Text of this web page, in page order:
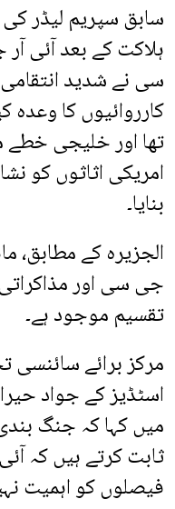
سابق سپریم لیڈر کی
ہلاکت کے بعد آئی
سی نے شدید انتقامی
کارروائیوں کا وعدہ
تھا اور خلیجی خطے
امریکی اثاثوں کو
بنایا۔
الجزیرہ کے مطابق،
جی سی اور
تقسیم موجود ہے۔
مرکز برائے
اسٹڈیز کے جواد
میں کہا کہ جنگ
ثابت کرتے ہیں کہ
فیصلوں کو اہمیت